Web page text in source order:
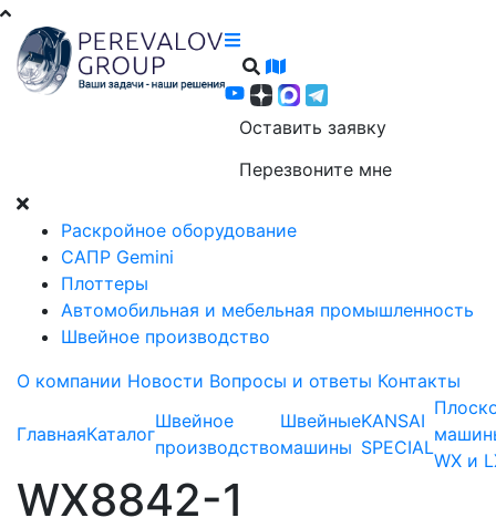
Оставить заявку
Перезвоните мне
Раскройное оборудование
САПР Gemini
Плоттеры
Автомобильная и мебельная промышленность
Швейное производство
О компании Новости Вопросы и ответы Контакты
ГлавнаяКаталог
Швейное
производство
Швейные
машины
KANSAI
SPECIAL
WX и
WX8842-1